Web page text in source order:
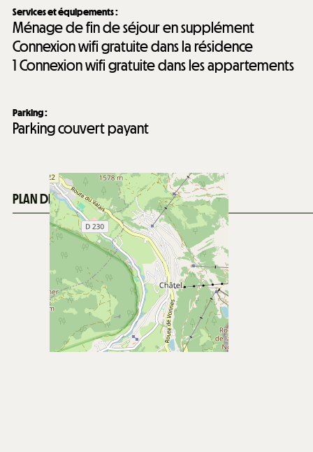
Services et équipements:
Ménage de fin de séjour en supplément
Connexion wifi gratuite dans la résidence
1Connexion wifi gratuite dans les appartements
Parking:
Parking couvert payant
PLAN DE LA STATION